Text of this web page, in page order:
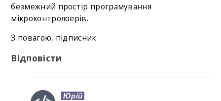
безмежний простір програмування
мікроконтролоерів.
З повагою, підписник
Відповісти
Юрій